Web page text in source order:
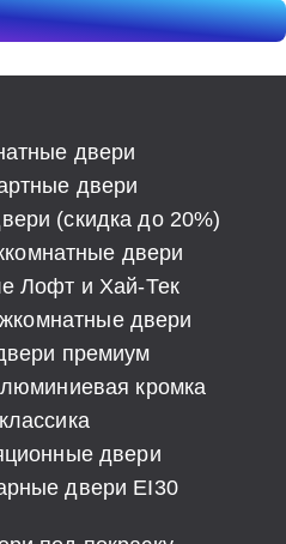
двери
двери
(скидка до 20%)
двери
Лофт и Хай-Тек
двери
премиум
кромка
двери
двери EI30